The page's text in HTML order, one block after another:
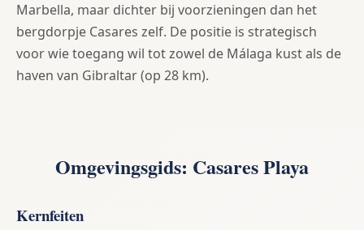
Marbella, maar dichter bij voorzieningen dan het
bergdorpje Casares zelf. De positie is strategisch
voor wie toegang wil tot zowel de Málaga kust als de
haven van Gibraltar (op 28 km).
Omgevingsgids: Casares Playa
Kernfeiten